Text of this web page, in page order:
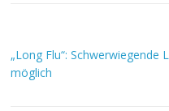
„Long Flu“: Schwerwiegende
möglich